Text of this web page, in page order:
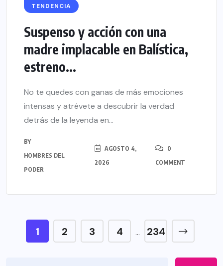
TENDENCIA
Suspenso y acción con una
madre implacable en Balística,
estreno...
No te quedes con ganas de más emociones
intensas y atrévete a descubrir la verdad
detrás de la leyenda en...
BY
HOMBRES DEL
PODER
AGOSTO 4,
2026
0
COMMENT
1 2 3 4 … 234